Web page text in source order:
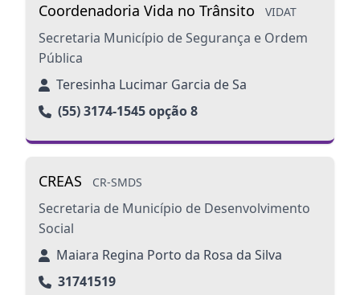
Coordenadoria Vida no Trânsito VIDAT
Secretaria Município de Segurança e Ordem
Pública
Teresinha Lucimar Garcia de Sa
(55) 3174-1545 opção 8
CREAS CR-SMDS
Secretaria de Município de Desenvolvimento
Social
Maiara Regina Porto da Rosa da Silva
31741519